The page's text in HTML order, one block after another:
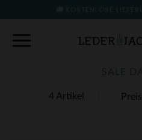
KOSTENLOSE LIEFERUNG UND
4 Artikel
SALE